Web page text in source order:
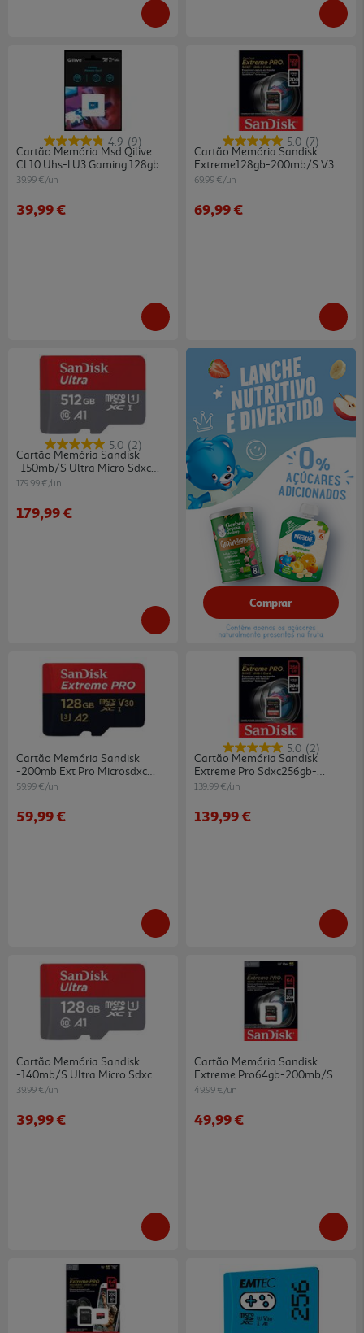
4.9 (9)
Cartão Memória Msd Qilive
Cl.10 Uhs-I U3 Gaming 128gb
39.99 €/un
39,99 €
5.0 (7)
Cartão Memória Sandisk
Extreme128gb-200mb/s V30
Uhs-I
69.99 €/un
69,99 €
5.0 (2)
Cartão Memória Sandisk
-150mb/s Ultra Micro Sdxc
512gb
179.99 €/un
179,99 €
Comprar
Cartão Memória Sandisk
-200mb Ext Pro Microsdxc
128gb
59.99 €/un
59,99 €
5.0 (2)
Cartão Memória Sandisk
Extreme Pro Sdxc256gb-
200mb/s
139.99 €/un
139,99 €
Cartão Memória Sandisk
-140mb/s Ultra Micro Sdxc
128gb
39.99 €/un
39,99 €
Cartão Memória Sandisk
Extreme Pro64gb-200mb/s
V30
49.99 €/un
49,99 €